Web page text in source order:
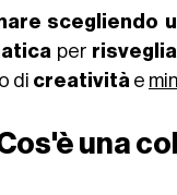
scegliendo
per
di creatività e
una